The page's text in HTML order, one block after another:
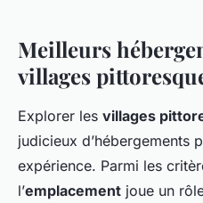
Meilleurs
villages
Explorer les villages
judicieux d’hébergements
expérience. Parmi les
l’emplacement joue un